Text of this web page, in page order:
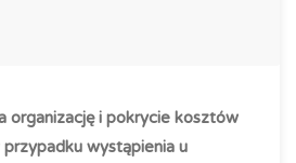
organizację i pokrycie kosztów
wystąpienia u